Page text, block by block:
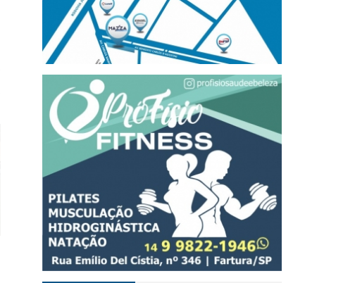
Prefeito Roberval de Oliveira
Tradição, tecnologia e